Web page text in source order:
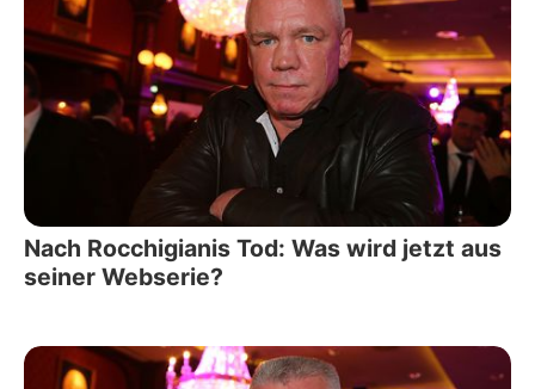
Nach Rocchigianis Tod: Was wird jetzt aus
seiner Webserie?